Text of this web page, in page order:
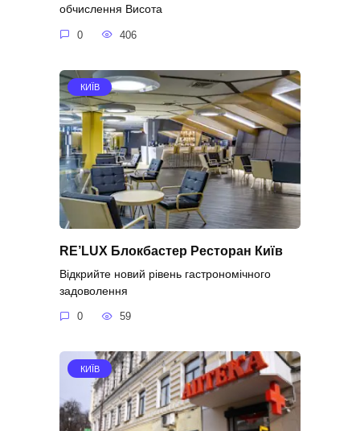
обчислення Висота
0 406
КИЇВ
RE’LUX Блокбастер Ресторан Київ
Відкрийте новий рівень гастрономічного
задоволення
0 59
КИЇВ